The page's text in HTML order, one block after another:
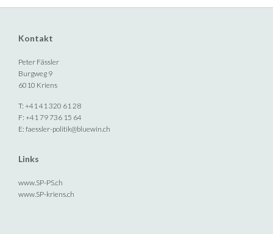
Kontakt
Peter Fässler
Burgweg 9
6010 Kriens
T: +41 41 320 61 28
F: +41 79 736 15 64
E: faessler-politik@bluewin.ch
Links
www.SP-PS.ch
www.SP-kriens.ch